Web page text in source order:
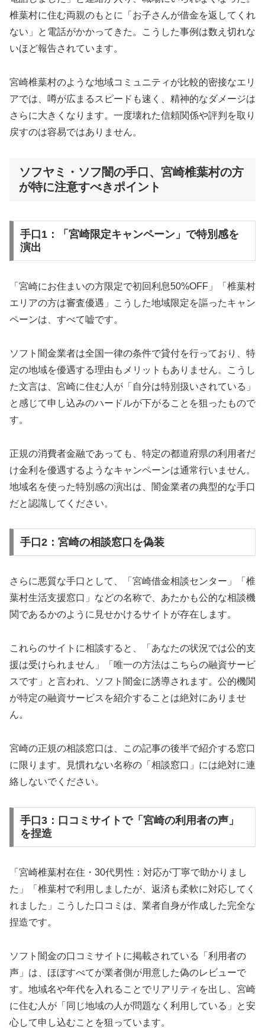
椎葉村に住む両親のもとに「お子さんが借金を返してくれ
ない」と電話がかかってきた。こうした事例は数え切れな
いほど報告されています。
宮崎椎葉村のような地域コミュニティが比較的密接なエリ
アでは、噂が広まるスピードも速く、精神的なダメージは
さらに大きくなります。一度壊れた信頼関係や評判を取り
戻すのは容易ではありません。
ソフヤミ・ソフ闇の手口、宮崎椎葉村の方
が特に注意すべきポイント
手口1：「宮崎限定キャンペーン」で特別感を
演出
「宮崎にお住まいの方限定で初回利息50%OFF」「椎葉村
エリアの方は審査優遇」こうした地域限定を謳ったキャン
ペーンは、すべて嘘です。
ソフト闇金業者は全国一律の条件で貸付を行っており、特
定の地域を優遇する理由もメリットもありません。こうし
た文言は、宮崎に住む人が「自分は特別扱いされている」
と感じて申し込みのハードルが下がることを狙ったもので
す。
正規の消費者金融であっても、特定の都道府県の利用者だ
け金利を優遇するようなキャンペーンは通常行いません。
地域名を使った特別感の演出は、闇金業者の典型的な手口
だと認識してください。
手口2：宮崎の相談窓口を偽装
さらに悪質な手口として、「宮崎借金相談センター」「椎
葉村生活支援窓口」などの名称で、あたかも公的な相談機
関であるかのように見せかけるサイトが存在します。
これらのサイトに相談すると、「あなたの状況では公的支
援は受けられません」「唯一の方法はこちらの融資サービ
スです」と言われ、ソフト闇金に誘導されます。公的機関
が特定の融資サービスを紹介することは絶対にありませ
ん。
宮崎の正規の相談窓口は、この記事の後半で紹介する窓口
に限ります。見慣れない名称の「相談窓口」には絶対に連
絡しないでください。
手口3：口コミサイトで「宮崎の利用者の声」
を捏造
「宮崎椎葉村在住・30代男性：対応が丁寧で助かりまし
た」「椎葉村で利用しましたが、返済も柔軟に対応してく
れました」こうした口コミは、業者自身が作成した完全な
捏造です。
ソフト闇金の口コミサイトに掲載されている「利用者の
声」は、ほぼすべてが業者側が用意した偽のレビューで
す。地域名や年代を入れることでリアリティを出し、宮崎
に住む人が「同じ地域の人が問題なく利用している」と安
心して申し込むことを狙っています。